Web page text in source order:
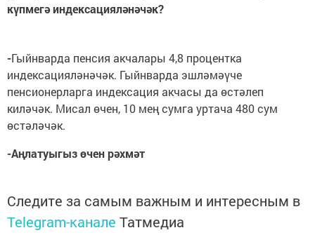
күпмегә индексацияләнәчәк?
-Гыйнварда пенсия акчалары 4,8 процентка
индексацияләнәчәк. Гыйнварда эшләмәүче
пенсионерларга индексация акчасы да өстәлеп
киләчәк. Мисал өчен, 10 мең сумга уртача 480 сум
өстәләчәк.
-Аңлатуыгыз өчен рәхмәт
Следите за самым важным и интересным в
Telegram-канале Татмедиа